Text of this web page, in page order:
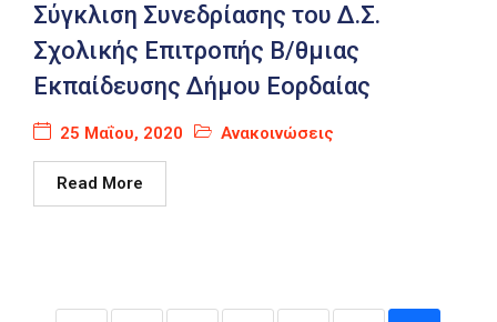
Σύγκλιση Συνεδρίασης του Δ.Σ.
Σχολικής Επιτροπής Β/θμιας
Εκπαίδευσης Δήμου Εορδαίας
25 Μαΐου, 2020 Ανακοινώσεις
Read More